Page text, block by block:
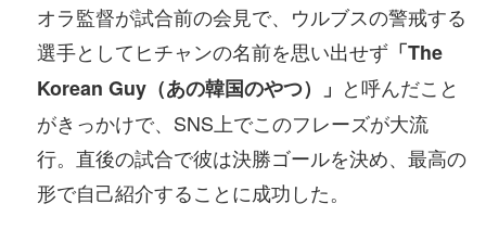
オラ監督が試合前の会見で、ウルブスの警戒する
選手としてヒチャンの名前を思い出せず「The
Korean Guy（あの韓国のやつ）」 と呼んだこと
がきっかけで、SNS上でこのフレーズが大流
行。直後の試合で彼は決勝ゴールを決め、最高の
形で自己紹介することに成功した。